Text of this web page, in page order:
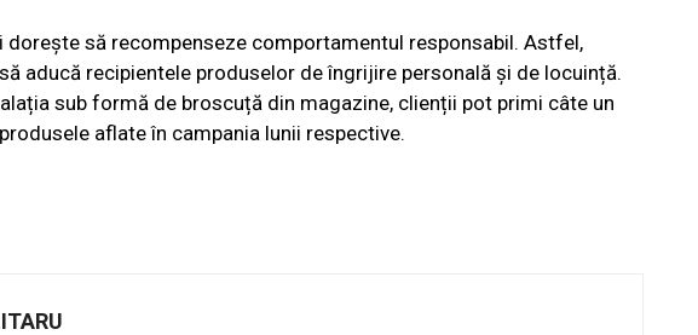
dorește să recompenseze comportamentul responsabil. Astfel,
aducă recipientele produselor de îngrijire personală și de locuință.
sub formă de broscuță din magazine, clienții pot primi câte un
aflate în campania lunii respective.